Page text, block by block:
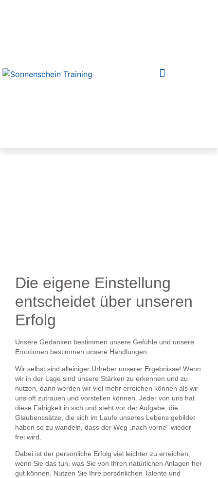
Die eigene Einstellung
entscheidet über unseren
Erfolg
Unsere Gedanken bestimmen unsere Gefühle und unsere
Emotionen bestimmen unsere Handlungen.
Wir selbst sind alleiniger Urheber unserer Ergebnisse! Wenn
wir in der Lage sind unsere Stärken zu erkennen und zu
nutzen, dann werden wir viel mehr erreichen können als wir
uns oft zutrauen und vorstellen können. Jeder von uns hat
diese Fähigkeit in sich und steht vor der Aufgabe, die
Glaubenssätze, die sich im Laufe unseres Lebens gebildet
haben so zu wandeln, dass der Weg „nach vorne“ wieder
frei wird.
Dabei ist der persönliche Erfolg viel leichter zu erreichen,
wenn Sie das tun, was Sie von Ihren natürlichen Anlagen her
gut können. Nutzen Sie Ihre persönlichen Talente und